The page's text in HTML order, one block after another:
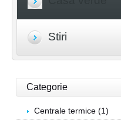
Stiri
Categorie
Centrale termice (1)